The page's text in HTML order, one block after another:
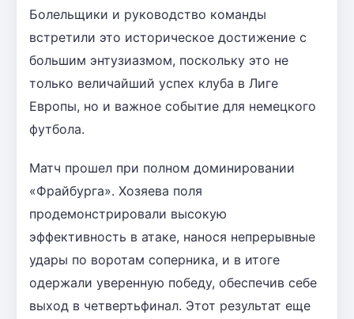
Болельщики и руководство команды
встретили это историческое достижение с
большим энтузиазмом, поскольку это не
только величайший успех клуба в Лиге
Европы, но и важное событие для немецкого
футбола.
Матч прошел при полном доминировании
«Фрайбурга». Хозяева поля
продемонстрировали высокую
эффективность в атаке, нанося непрерывные
удары по воротам соперника, и в итоге
одержали уверенную победу, обеспечив себе
выход в четвертьфинал. Этот результат еще